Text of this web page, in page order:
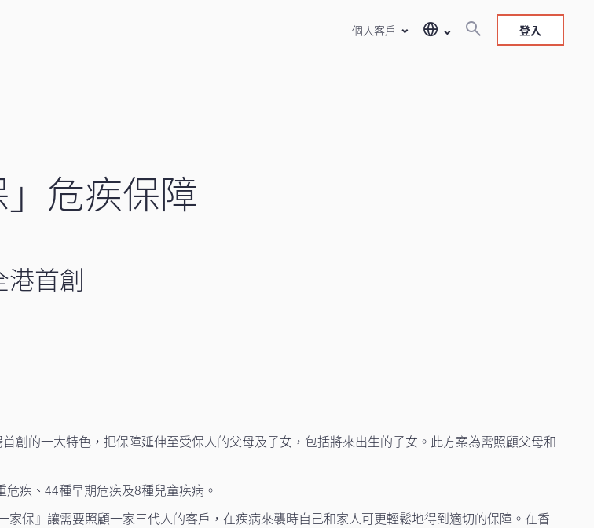
個人客戶 登入
危疾保障
首創
創的一大特色，把保障延伸至受保人的父母及子女，包括將來出生的子女。此方案為需照顧父母和
疾、44種早期危疾及8種兒童疾病。
保』讓需要照顧一家三代人的客戶，在疾病來襲時自己和家人可更輕鬆地得到適切的保障。在香